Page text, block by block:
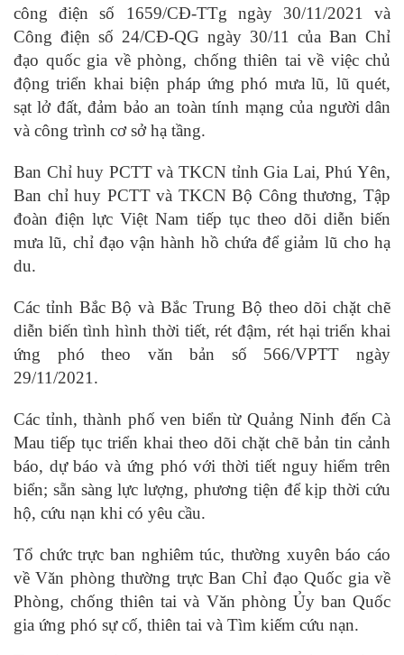
công điện số 1659/CĐ-TTg ngày 30/11/2021 và
Công điện số 24/CĐ-QG ngày 30/11 của Ban Chỉ
đạo quốc gia về phòng, chống thiên tai về việc chủ
động triển khai biện pháp ứng phó mưa lũ, lũ quét,
sạt lở đất, đảm bảo an toàn tính mạng của người dân
và công trình cơ sở hạ tầng.
Ban Chỉ huy PCTT và TKCN tỉnh Gia Lai, Phú Yên,
Ban chỉ huy PCTT và TKCN Bộ Công thương, Tập
đoàn điện lực Việt Nam tiếp tục theo dõi diễn biến
mưa lũ, chỉ đạo vận hành hồ chứa để giảm lũ cho hạ
du.
Các tỉnh Bắc Bộ và Bắc Trung Bộ theo dõi chặt chẽ
diễn biến tình hình thời tiết, rét đậm, rét hại triển khai
ứng phó theo văn bản số 566/VPTT ngày
29/11/2021.
Các tỉnh, thành phố ven biển từ Quảng Ninh đến Cà
Mau tiếp tục triển khai theo dõi chặt chẽ bản tin cảnh
báo, dự báo và ứng phó với thời tiết nguy hiểm trên
biển; sẵn sàng lực lượng, phương tiện để kịp thời cứu
hộ, cứu nạn khi có yêu cầu.
Tổ chức trực ban nghiêm túc, thường xuyên báo cáo
về Văn phòng thường trực Ban Chỉ đạo Quốc gia về
Phòng, chống thiên tai và Văn phòng Ủy ban Quốc
gia ứng phó sự cố, thiên tai và Tìm kiếm cứu nạn.